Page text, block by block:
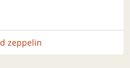
zeppelin